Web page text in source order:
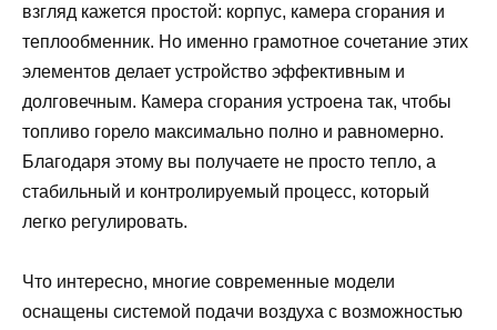
взгляд кажется простой: корпус, камера сгорания и
теплообменник. Но именно грамотное сочетание этих
элементов делает устройство эффективным и
долговечным. Камера сгорания устроена так, чтобы
топливо горело максимально полно и равномерно.
Благодаря этому вы получаете не просто тепло, а
стабильный и контролируемый процесс, который
легко регулировать.
Что интересно, многие современные модели
оснащены системой подачи воздуха с возможностью